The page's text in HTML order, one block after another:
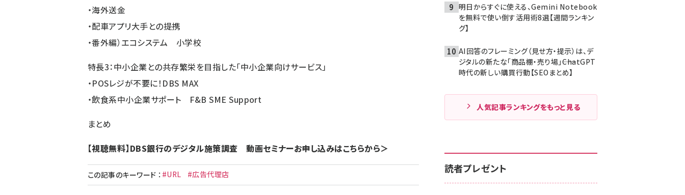
・海外送金
・配車アプリ大手との提携
・番外編）エコシステム 小学校
特長3：中小企業との共存繁栄を目指した「中小企業向けサービス」
・POSレジが不要に！DBS MAX
・飲食系中小企業サポート F&B SME Support
まとめ
【視聴無料】DBS銀行のデジタル施策調査 動画セミナーお申し込みはこちらから＞
この記事のキーワード ： #URL #広告代理店
明日からすぐに使える、Gemini Notebook
を無料で使い倒す活用術8選【週間ランキン
グ】
AI回答のフレーミング（見せ方・提示）は、デ
ジタルの新たな「商品棚・売り場」――ChatGPT
時代の新しい購買行動【SEOまとめ】
人気記事ランキングをもっと見る
読者プレゼント